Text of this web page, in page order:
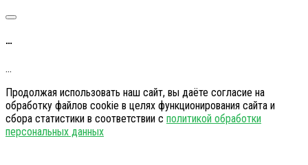
…
…
Продолжая использовать наш сайт, вы даёте согласие на
обработку файлов cookie в целях функционирования сайта и
сбора статистики в соответствии с политикой обработки
персональных данных